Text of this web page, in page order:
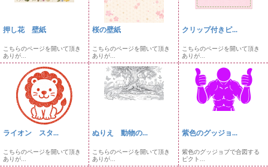
押し花 壁紙
こちらのページを開いて頂き
ありが...
桜の壁紙
こちらのページを開いて頂き
ありが...
クリップ付きピ...
こちらのページを開いて頂き
ありが...
ライオン スタ...
こちらのページを開いて頂き
ありが...
ぬりえ 動物の...
こちらのページを開いて頂き
ありが...
紫色のグッジョ...
紫色のグッジョブで合図する
ピクト...